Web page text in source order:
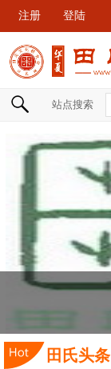
注册 登陆
站点搜索
田氏头条